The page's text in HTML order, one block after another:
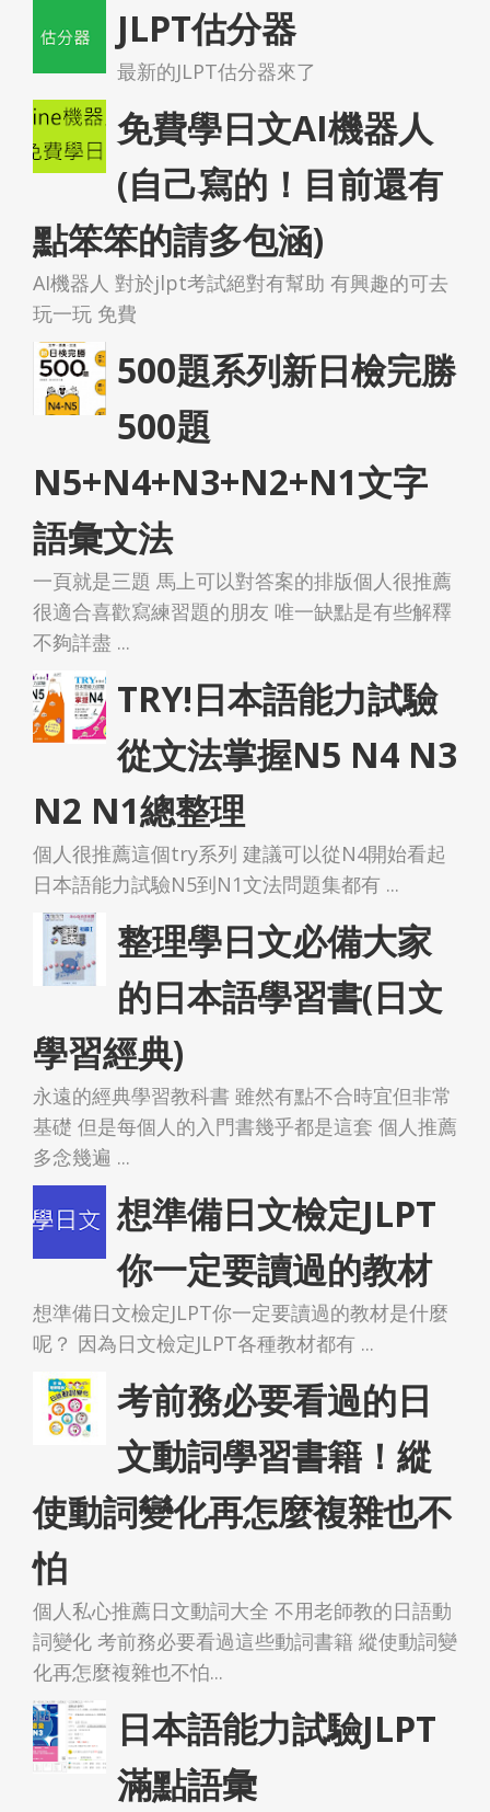
JLPT估分器
最新的JLPT估分器來了
免費學日文AI機器人
(自己寫的！目前還有
點笨笨的請多包涵)
AI機器人 對於jlpt考試絕對有幫助 有興趣的可去
玩一玩 免費
500題系列新日檢完勝
500題
N5+N4+N3+N2+N1文字
語彙文法
一頁就是三題 馬上可以對答案的排版個人很推薦
很適合喜歡寫練習題的朋友 唯一缺點是有些解釋
不夠詳盡 ...
TRY!日本語能力試驗
從文法掌握N5 N4 N3
N2 N1總整理
個人很推薦這個try系列 建議可以從N4開始看起
日本語能力試驗N5到N1文法問題集都有 ...
整理學日文必備大家
的日本語學習書(日文
學習經典)
永遠的經典學習教科書 雖然有點不合時宜但非常
基礎 但是每個人的入門書幾乎都是這套 個人推薦
多念幾遍 ...
想準備日文檢定JLPT
你一定要讀過的教材
想準備日文檢定JLPT你一定要讀過的教材是什麼
呢？ 因為日文檢定JLPT各種教材都有 ...
考前務必要看過的日
文動詞學習書籍！縱
使動詞變化再怎麼複雜也不
怕
個人私心推薦日文動詞大全 不用老師教的日語動
詞變化 考前務必要看過這些動詞書籍 縱使動詞變
化再怎麼複雜也不怕...
日本語能力試驗JLPT
滿點語彙